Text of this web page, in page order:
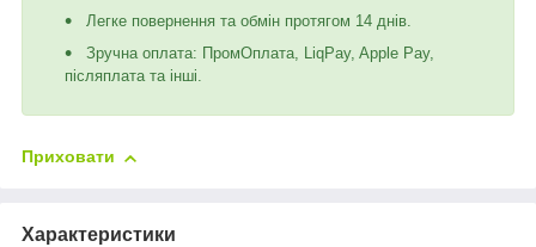
Легке повернення та обмін протягом 14 днів.
Зручна оплата: ПромОплата, LiqPay, Apple Pay,
післяплата та інші.
Приховати
Характеристики